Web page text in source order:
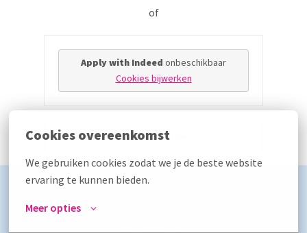
Cookies overeenkomst
We gebruiken cookies zodat we je de beste website
ervaring te kunnen bieden.
Meer opties
of
Apply with Indeed onbeschikbaar
Cookies bijwerken
Deel vacature